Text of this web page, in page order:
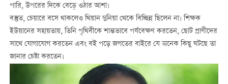
পারি, উপরের দিকে বেড়ে ওঠার আশা।
বস্তুত, চেয়ারে বসে থাকলেও থিয়ান দুনিয়া থেকে বিচ্ছিন্ন ছিলেন না। শিক্ষক
ইউয়ানের সহায়তায়, তিনি পৃথিবীকে শান্তভাবে পর্যবেক্ষণ করতেন, ছোট প্রাণীদের
সাথে যোগাযোগ করতেন এবং বই পড়ে জগতের বাইরে যে অনেক কিছু ঘটছে তা
জানার চেষ্টা করতেন।